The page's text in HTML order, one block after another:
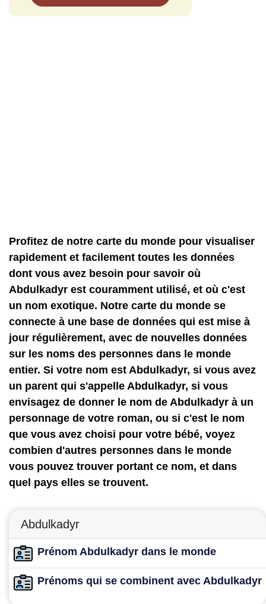
Profitez de notre carte du monde pour visualiser
rapidement et facilement toutes les données
dont vous avez besoin pour savoir où
Abdulkadyr est couramment utilisé, et où c'est
un nom exotique. Notre carte du monde se
connecte à une base de données qui est mise à
jour régulièrement, avec de nouvelles données
sur les noms des personnes dans le monde
entier. Si votre nom est Abdulkadyr, si vous avez
un parent qui s'appelle Abdulkadyr, si vous
envisagez de donner le nom de Abdulkadyr à un
personnage de votre roman, ou si c'est le nom
que vous avez choisi pour votre bébé, voyez
combien d'autres personnes dans le monde
vous pouvez trouver portant ce nom, et dans
quel pays elles se trouvent.
Abdulkadyr
Prénom Abdulkadyr dans le monde
Prénoms qui se combinent avec Abdulkadyr